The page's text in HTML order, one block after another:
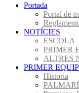
Portada
Portal de
NOTÍCIES
ESCOLA
PRIMER
ALTRES
PRIMER EQUIP
Historia